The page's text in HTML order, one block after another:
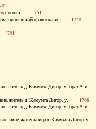
полка 1751
принявший православие 1748
1781
житель д. Камумта Дигор. у., брат А. и
житель д. Камумта Дигор. у. 1768
житель д. Камумта Дигор. у., брат А. и
жительница д. Камумта Дигор. у.,